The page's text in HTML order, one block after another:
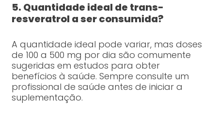
5. Quantidade ideal de trans-
resveratrol a ser consumida?
A quantidade ideal pode variar, mas doses
de 100 a 500 mg por dia são comumente
sugeridas em estudos para obter
benefícios à saúde. Sempre consulte um
profissional de saúde antes de iniciar a
suplementação.